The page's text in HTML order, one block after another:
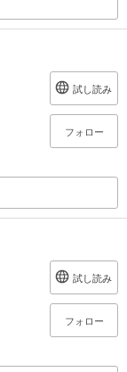
試し読み
フォロー
試し読み
フォロー